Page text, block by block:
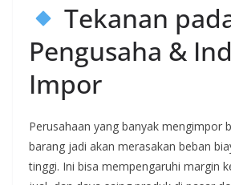
Tekanan
Pengusaha &
Impor
Perusahaan yang banyak mengimpor
barang jadi akan merasakan beban
tinggi. Ini bisa mempengaruhi margin